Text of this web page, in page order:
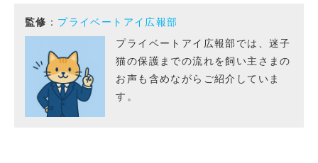
監修 ： プライベートアイ広報部
プライベートアイ広報部では、迷子
猫の保護までの流れを飼い主さまの
お声も含めながらご紹介していま
す。